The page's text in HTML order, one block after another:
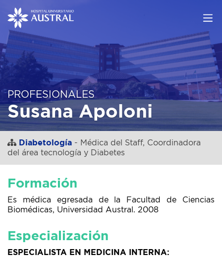
PROFESIONALES
Susana Apoloni
Diabetología - Médica del Staff, Coordinadora
del área tecnología y Diabetes
Formación
Es médica egresada de la Facultad de Ciencias
Biomédicas, Universidad Austral. 2008
Especialización
ESPECIALISTA EN MEDICINA INTERNA: